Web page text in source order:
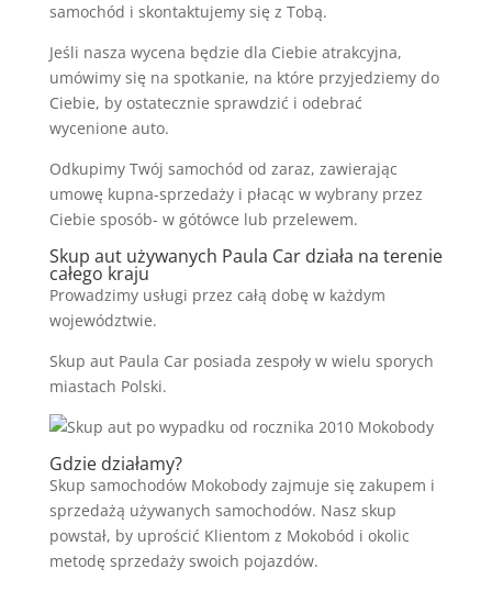
samochód i skontaktujemy się z Tobą.
Jeśli nasza wycena będzie dla Ciebie atrakcyjna,
umówimy się na spotkanie, na które przyjedziemy do
Ciebie, by ostatecznie sprawdzić i odebrać
wycenione auto.
Odkupimy Twój samochód od zaraz, zawierając
umowę kupna-sprzedaży i płacąc w wybrany przez
Ciebie sposób- w gótówce lub przelewem.
Skup aut używanych Paula Car działa na terenie
całego kraju
Prowadzimy usługi przez całą dobę w każdym
województwie.
Skup aut Paula Car posiada zespoły w wielu sporych
miastach Polski.
Gdzie działamy?
Skup samochodów Mokobody zajmuje się zakupem i
sprzedażą używanych samochodów. Nasz skup
powstał, by uprościć Klientom z Mokobód i okolic
metodę sprzedaży swoich pojazdów.